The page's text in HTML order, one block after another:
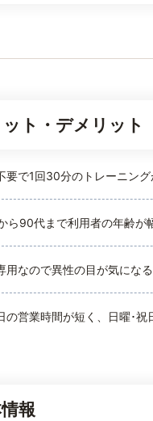
ト・デメリット
要で1回30分のトレーニング
ら90代まで利用者の年齢が
用なので異性の目が気にな
の営業時間が短く、日曜･祝
報